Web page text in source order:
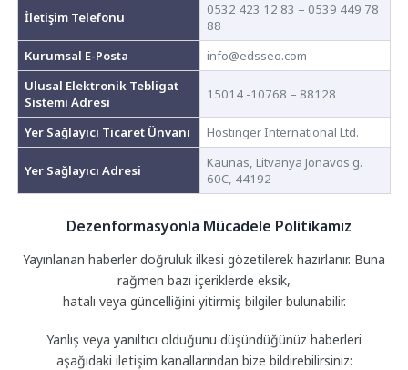
İletişim Telefonu
0532 423 12 83 – 0539 449 78
88
Kurumsal E-Posta
info@edsseo.com
Ulusal Elektronik Tebligat
Sistemi Adresi
15014 -10768 – 88128
Yer Sağlayıcı Ticaret Ünvanı Hostinger International Ltd.
Yer Sağlayıcı Adresi
Kaunas, Litvanya Jonavos g.
60C, 44192
Dezenformasyonla Mücadele Politikamız
Yayınlanan haberler doğruluk ilkesi gözetilerek hazırlanır. Buna
rağmen bazı içeriklerde eksik,
hatalı veya güncelliğini yitirmiş bilgiler bulunabilir.
Yanlış veya yanıltıcı olduğunu düşündüğünüz haberleri
aşağıdaki iletişim kanallarından bize bildirebilirsiniz: